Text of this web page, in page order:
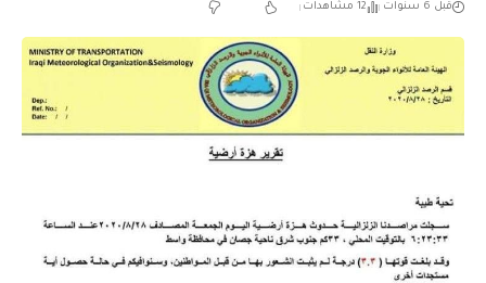
قبل 6 سنوات 12 مشاهدات